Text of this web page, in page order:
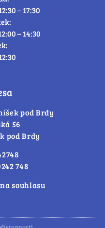
– 17:30
– 14:30
pod Brdy
56
pod Brdy
748
souhlasu